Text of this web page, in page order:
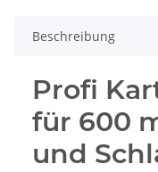
Beschreibung
Profi
für 600
und